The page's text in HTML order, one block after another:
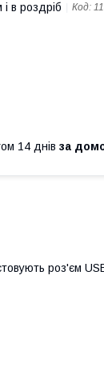
в роздріб Код:
14 днів за
роз'єм